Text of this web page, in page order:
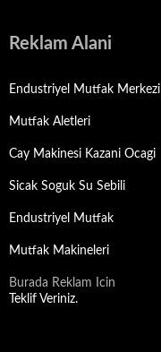
Reklam Alani
Endustriyel Mutfak Merkezi
Mutfak Aletleri
Cay Makinesi Kazani Ocagi
Sicak Soguk Su Sebili
Endustriyel Mutfak
Mutfak Makineleri
Burada Reklam Icin
Teklif Veriniz.